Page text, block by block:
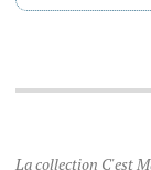
La collection C'est